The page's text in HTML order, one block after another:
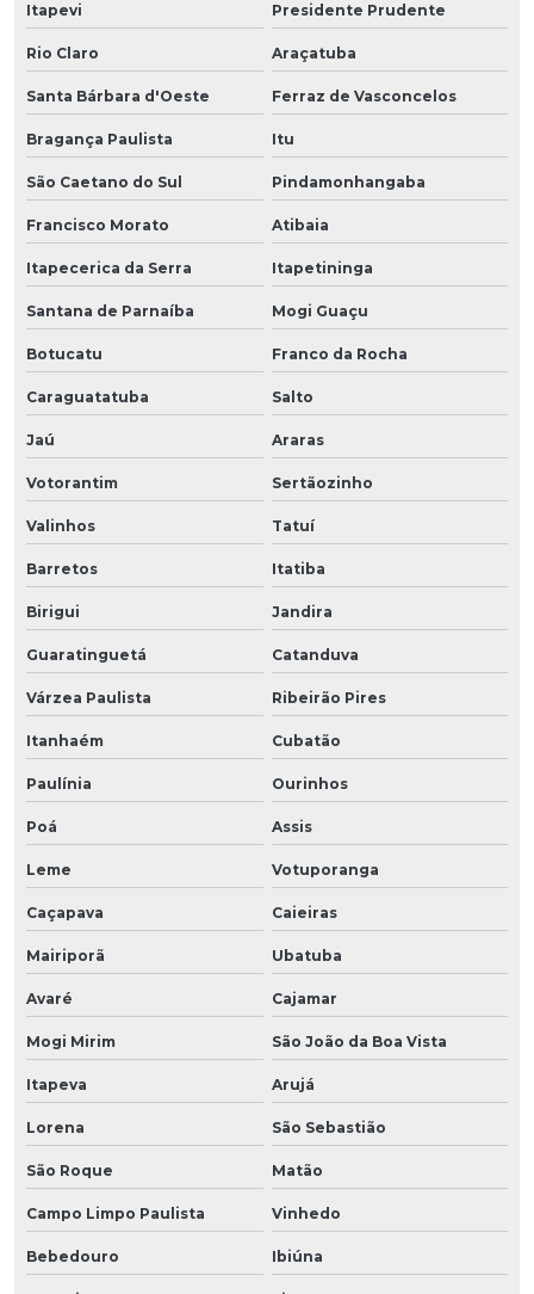
Itapevi Presidente Prudente
Rio Claro Araçatuba
Santa Bárbara d'Oeste Ferraz de Vasconcelos
Bragança Paulista Itu
São Caetano do Sul Pindamonhangaba
Francisco Morato Atibaia
Itapecerica da Serra Itapetininga
Santana de Parnaíba Mogi Guaçu
Botucatu Franco da Rocha
Caraguatatuba Salto
Jaú Araras
Votorantim Sertãozinho
Valinhos Tatuí
Barretos Itatiba
Birigui Jandira
Guaratinguetá Catanduva
Várzea Paulista Ribeirão Pires
Itanhaém Cubatão
Paulínia Ourinhos
Poá Assis
Leme Votuporanga
Caçapava Caieiras
Mairiporã Ubatuba
Avaré Cajamar
Mogi Mirim São João da Boa Vista
Itapeva Arujá
Lorena São Sebastião
São Roque Matão
Campo Limpo Paulista Vinhedo
Bebedouro Ibiúna